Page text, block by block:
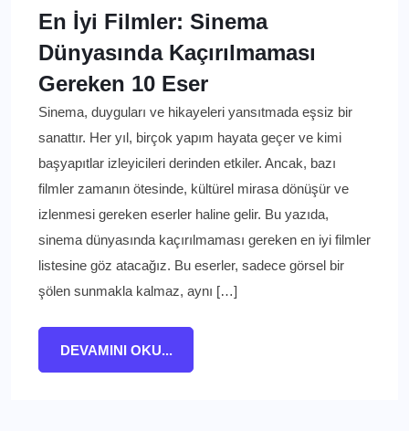
En İyi Filmler: Sinema
Dünyasında Kaçırılmaması
Gereken 10 Eser
Sinema, duyguları ve hikayeleri yansıtmada eşsiz bir
sanattır. Her yıl, birçok yapım hayata geçer ve kimi
başyapıtlar izleyicileri derinden etkiler. Ancak, bazı
filmler zamanın ötesinde, kültürel mirasa dönüşür ve
izlenmesi gereken eserler haline gelir. Bu yazıda,
sinema dünyasında kaçırılmaması gereken en iyi filmler
listesine göz atacağız. Bu eserler, sadece görsel bir
şölen sunmakla kalmaz, aynı […]
DEVAMINI OKU...